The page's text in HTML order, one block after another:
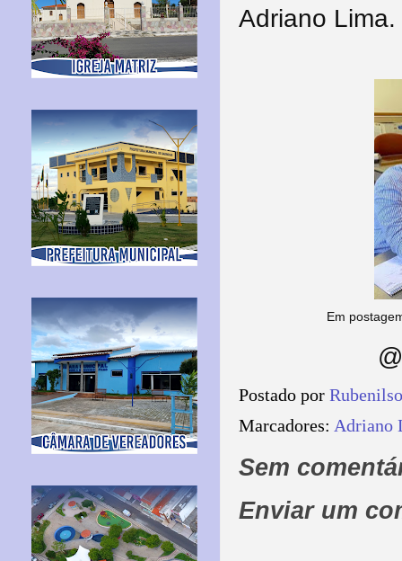
Adriano Lima.
Em
Postado por
Marcadores: Adriano
Sem
Enviar um